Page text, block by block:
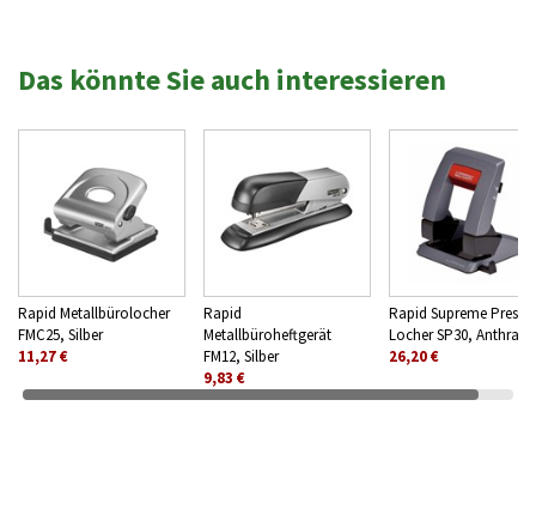
Das könnte Sie auch interessieren
Rapid Metallbürolocher
FMC25, Silber
11,27 €
Rapid
Metallbüroheftgerät
FM12, Silber
9,83 €
Rapid Supreme Press
Locher SP30, Anthrazit
26,20 €